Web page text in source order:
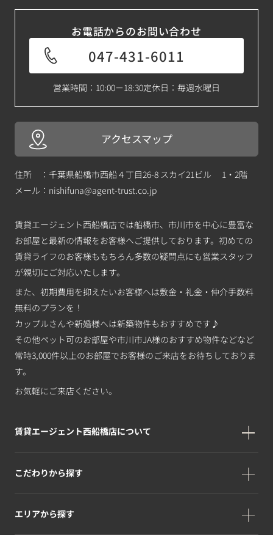
お電話からのお問い合わせ
047-431-6011
営業時間：10:00－18:30定休日：毎週水曜日
アクセスマップ
住所 ：千葉県船橋市西船４丁目26-8 スカイ21ビル 1・2階
メール： nishifuna@agent-trust.co.jp
賃貸エージェント西船橋店では船橋市、市川市を中心に豊富な
お部屋と最新の情報をお客様へご提供しております。初めての
賃貸ライフのお客様ももちろん多数の疑問点にも営業スタッフ
が親切にご対応いたします。
また、初期費用を抑えたいお客様へは敷金・礼金・仲介手数料
無料のプランを！
カップルさんや新婚様へは新築物件もおすすめです♪
その他ペット可のお部屋や市川市JA様のおすすめ物件などなど
常時3,000件以上のお部屋でお客様のご来店をお待ちしておりま
す。
お気軽にご来店ください。
賃貸エージェント西船橋店について
こだわりから探す
エリアから探す